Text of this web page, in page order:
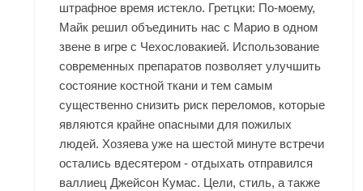
штрафное время истекло. Гретцки: По-моему,
Майк решил объединить нас с Марио в одном
звене в игре с Чехословакией. Использование
современных препаратов позволяет улучшить
состояние костной ткани и тем самым
существенно снизить риск переломов, которые
являются крайне опасными для пожилых
людей. Хозяева уже на шестой минуте встречи
остались вдесятером - отдыхать отправился
валлиец Джейсон Кумас. Цели, стиль, а также